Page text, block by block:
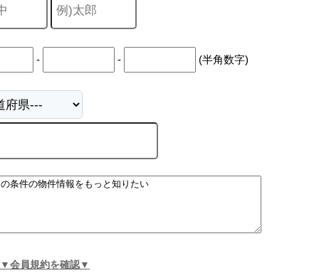
- - (半角数字)
▼会員規約を確認▼